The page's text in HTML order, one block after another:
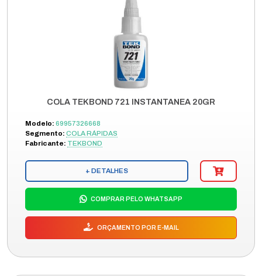
COLA TEKBOND 721 INSTANTANEA 20GR
Modelo: 69957326668
Segmento: COLA RÁPIDAS
Fabricante: TEKBOND
+ DETALHES
COMPRAR PELO WHATSAPP
ORÇAMENTO POR E-MAIL